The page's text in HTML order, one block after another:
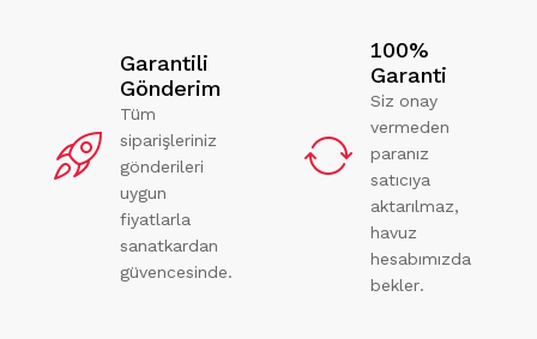
Garantili
Gönderim
Tüm
siparişleriniz
gönderileri
uygun
fiyatlarla
sanatkardan
güvencesinde.
100%
Garanti
Siz onay
vermeden
paranız
satıcıya
aktarılmaz,
havuz
hesabımızda
bekler.